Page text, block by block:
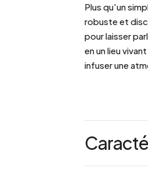
Plus qu'un
robuste et
pour laisser
en un lieu
infuser une